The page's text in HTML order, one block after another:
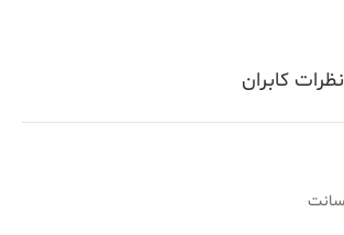
نظرات کابران